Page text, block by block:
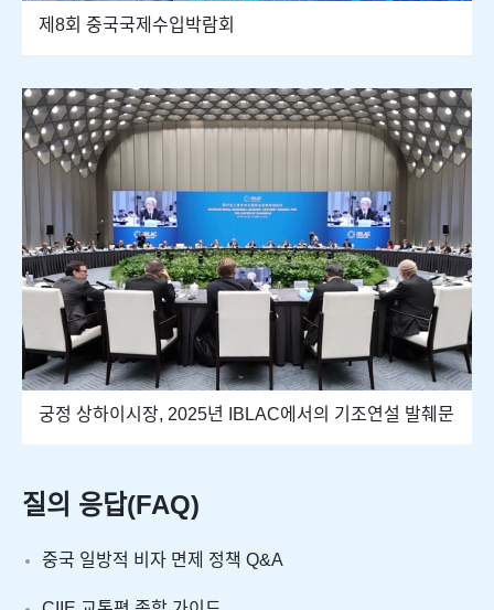
제8회 중국국제수입박람회
궁정 상하이시장, 2025년 IBLAC에서의 기조연설 발췌문
질의 응답(FAQ)
중국 일방적 비자 면제 정책 Q&A